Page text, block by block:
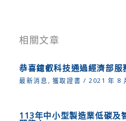
相關文章
恭喜鐿叡科技通過經濟部服
最新消息 獲取證書 / 2021 年 8
113年中小型製造業低碳及